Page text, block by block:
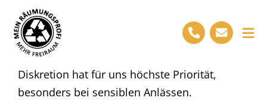
content
Start
Leistungen
Diskretion hat für uns höchste Priorität,
besonders bei sensiblen Anlässen.